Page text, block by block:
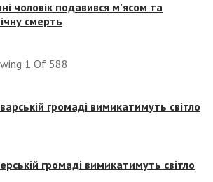
чоловік подавився м’ясом та
смерть
1 Of 588
громаді вимикатимуть світло
громаді вимикатимуть світло